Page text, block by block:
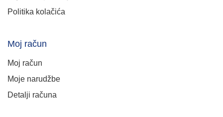
Politika kolačića
Moj račun
Moj račun
Moje narudžbe
Detalji računa